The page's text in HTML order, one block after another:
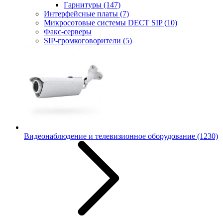
Гарнитуры (147)
Интерфейсные платы (7)
Микросотовые системы DECT SIP(10)
Факс-серверы
SIP-громкоговорители (5)
Видеонаблюдение и телевизионное оборудование (1230)